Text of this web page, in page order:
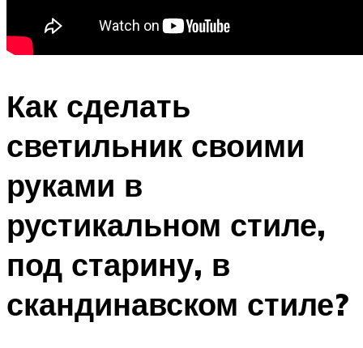
Как сделать
светильник своими
руками в
рустикальном стиле,
под старину, в
скандинавском стиле?